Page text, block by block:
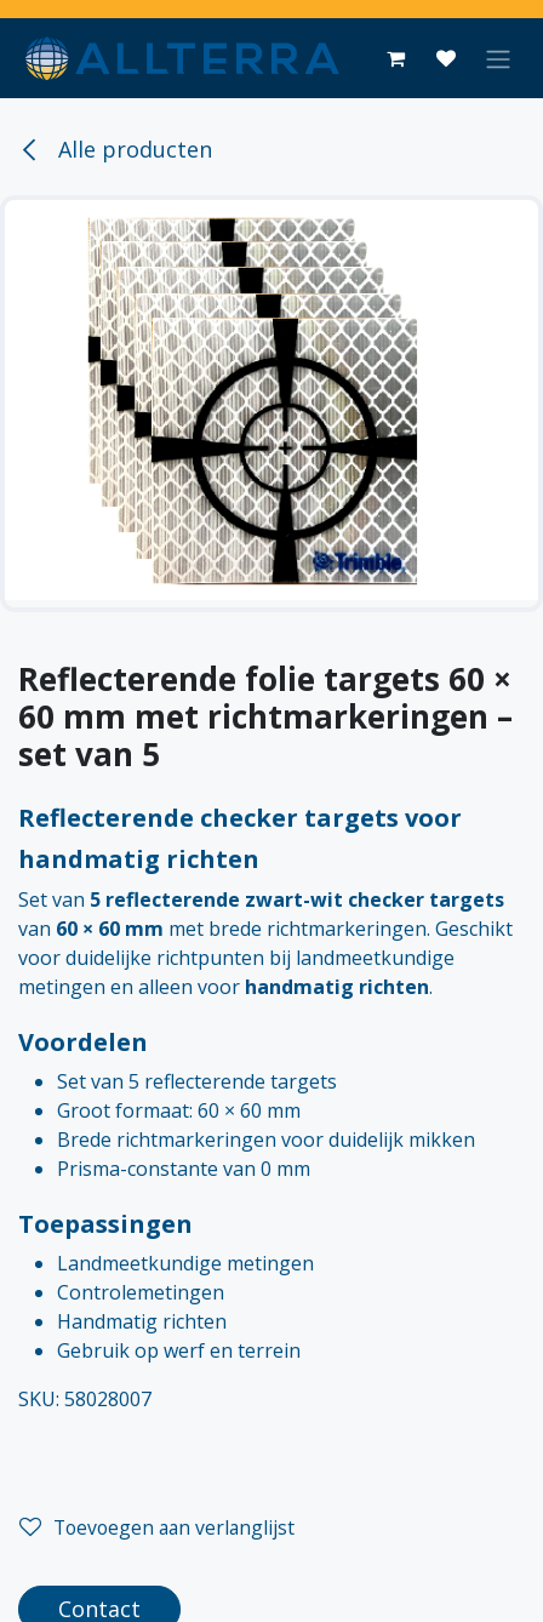
Overslaan naar inhoud
Alle producten
Reflecterende folie targets 60 ×
60 mm met richtmarkeringen –
set van 5
Reflecterende checker targets voor
handmatig richten
Set van 5 reflecterende zwart-wit checker targets
van 60 × 60 mm met brede richtmarkeringen. Geschikt
voor duidelijke richtpunten bij landmeetkundige
metingen en alleen voor handmatig richten.
Voordelen
Set van 5 reflecterende targets
Groot formaat: 60 × 60 mm
Brede richtmarkeringen voor duidelijk mikken
Prisma-constante van 0 mm
Toepassingen
Landmeetkundige metingen
Controlemetingen
Handmatig richten
Gebruik op werf en terrein
SKU: 58028007
Toevoegen aan verlanglijst
Contact